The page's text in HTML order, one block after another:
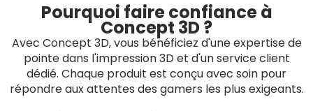
Pourquoi faire confiance à
Concept 3D ?
Avec Concept 3D, vous bénéficiez d'une expertise de
pointe dans l'impression 3D et d'un service client
dédié. Chaque produit est conçu avec soin pour
répondre aux attentes des gamers les plus exigeants.